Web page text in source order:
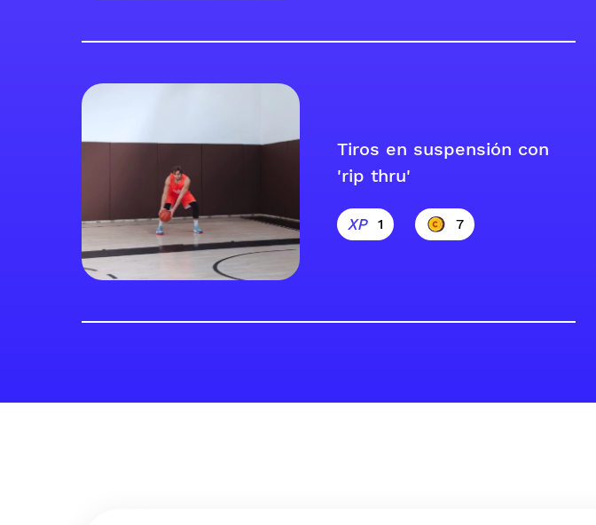
Tiros en suspensión con
'rip thru'
1 7